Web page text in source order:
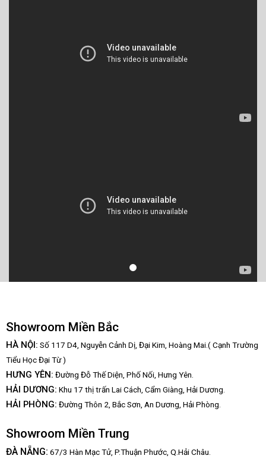
Showroom Miền Bắc
HÀ NỘI: Số 117 D4, Nguyễn Cảnh Dị, Đại Kim, Hoàng Mai.( Cạnh Trường
Tiểu Học Đại Từ )
HƯNG YÊN: Đường Đỗ Thế Diện, Phố Nối, Hưng Yên.
HẢI DƯƠNG: Khu 17 thị trấn Lai Cách, Cẩm Giàng, Hải Dương.
HẢI PHÒNG: Đường Thôn 2, Bắc Sơn, An Dương, Hải Phòng.
Showroom Miền Trung
ĐÀ NẴNG: 67/3 Hàn Mạc Tử, P.Thuận Phước, Q.Hải Châu.